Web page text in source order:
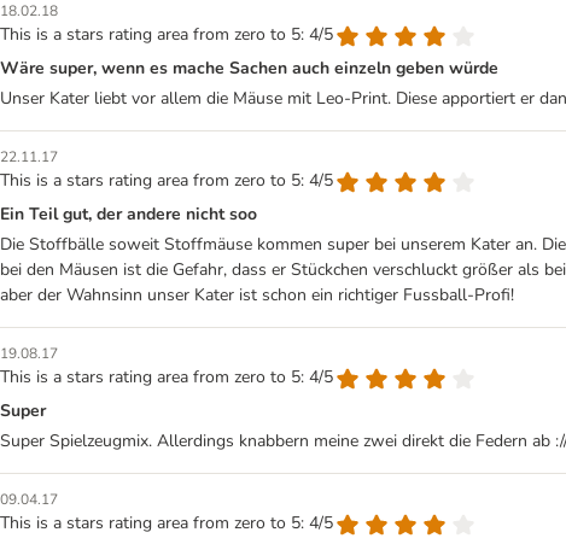
18.02.18
This is a stars rating area from zero to 5: 4/5
Wäre super, wenn es mache Sachen auch einzeln geben würde
Unser Kater liebt vor allem die Mäuse mit Leo-Print. Diese apportiert er
22.11.17
This is a stars rating area from zero to 5: 4/5
Ein Teil gut, der andere nicht soo
Die Stoffbälle soweit Stoffmäuse kommen super bei unserem Kater an.
bei den Mäusen ist die Gefahr, dass er Stückchen verschluckt größer als
aber der Wahnsinn unser Kater ist schon ein richtiger Fussball-Profi!
19.08.17
This is a stars rating area from zero to 5: 4/5
Super
Super Spielzeugmix. Allerdings knabbern meine zwei direkt die Federn
09.04.17
This is a stars rating area from zero to 5: 4/5